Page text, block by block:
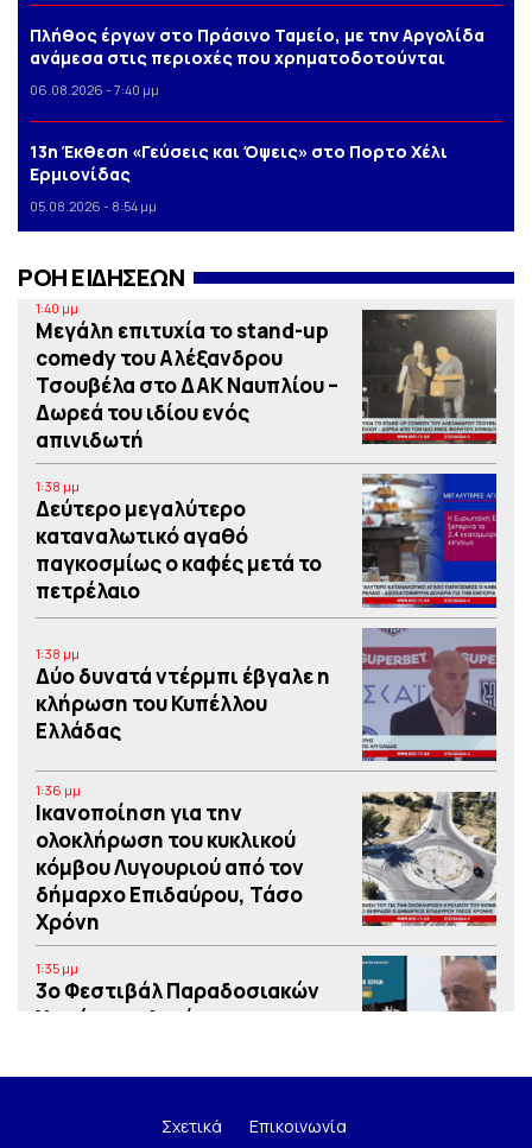
Πλήθος έργων στο Πράσινο Ταμείο, με την Αργολίδα
ανάμεσα στις περιοχές που χρηματοδοτούνται
06.08.2026 - 7:40 μμ
13η Έκθεση «Γεύσεις και Όψεις» στο Πορτο Xέλι
Ερμιονίδας
05.08.2026 - 8:54 μμ
ΡΟΗ ΕΙΔΗΣΕΩΝ
1:40 μμ
Μεγάλη επιτυχία το stand-up
comedy του Αλέξανδρου
Τσουβέλα στο ΔΑΚ Ναυπλίου –
Δωρεά του ιδίου ενός
απινιδωτή
1:38 μμ
Δεύτερο μεγαλύτερο
καταναλωτικό αγαθό
παγκοσμίως ο καφές μετά το
πετρέλαιο
1:38 μμ
Δύο δυνατά ντέρμπι έβγαλε η
κλήρωση του Κυπέλλου
Ελλάδας
1:36 μμ
Iκανοποίηση για την
ολοκλήρωση του κυκλικού
κόμβου Λυγουριού από τον
δήμαρχο Επιδαύρου, Τάσο
Χρόνη
1:35 μμ
3o Φεστιβάλ Παραδοσιακών
Χορών στο λιμάνι του
Κέντρο Ναυπλίας – Ερμιονίδας
Σχετικά Επικοινωνία